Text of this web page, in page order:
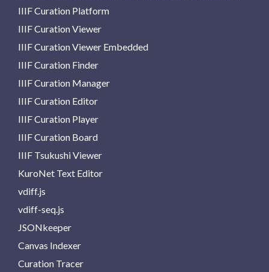
IIIF Curation Platform
IIIF Curation Viewer
IIIF Curation Viewer Embedded
IIIF Curation Finder
IIIF Curation Manager
IIIF Curation Editor
IIIF Curation Player
IIIF Curation Board
IIIF Tsukushi Viewer
KuroNet Text Editor
vdiff.js
vdiff-seq.js
JSONkeeper
Canvas Indexer
Curation Tracer